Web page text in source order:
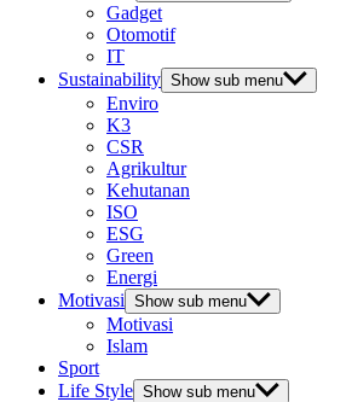
Gadget
Otomotif
IT
Sustainability Show sub menu
Enviro
K3
CSR
Agrikultur
Kehutanan
ISO
ESG
Green
Energi
Motivasi Show sub menu
Motivasi
Islam
Sport
Life Style Show sub menu